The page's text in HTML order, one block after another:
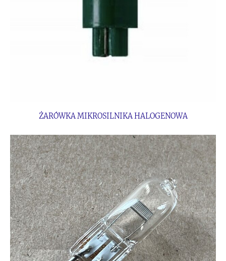
ŻARÓWKA MIKROSILNIKA HALOGENOWA